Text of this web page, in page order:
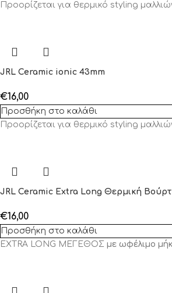
Προορίζεται για θερμικό styling
JRL Ceramic ionic 43mm
€16,00
Προσθήκη στο καλάθι
Προορίζεται για θερμικό styling
JRL Ceramic Extra Long Θερμική
€16,00
Προσθήκη στο καλάθι
EXTRA LONG ΜΕΓΕΘΟΣ με ωφέλιμο